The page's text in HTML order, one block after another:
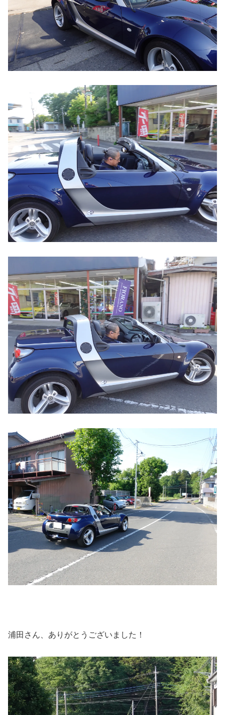
浦田さん、ありがとうございました！